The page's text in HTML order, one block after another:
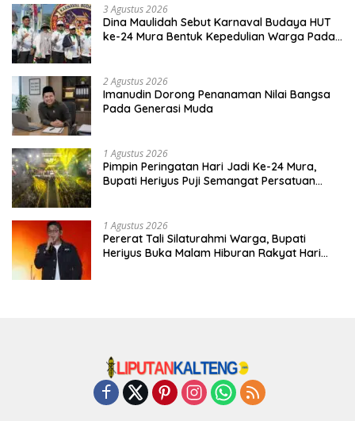
3 Agustus 2026
Dina Maulidah Sebut Karnaval Budaya HUT
ke-24 Mura Bentuk Kepedulian Warga Pada
2 Agustus 2026
Imanudin Dorong Penanaman Nilai Bangsa
Pada Generasi Muda
1 Agustus 2026
Pimpin Peringatan Hari Jadi Ke-24 Mura,
Bupati Heriyus Puji Semangat Persatuan
1 Agustus 2026
Pererat Tali Silaturahmi Warga, Bupati
Heriyus Buka Malam Hiburan Rakyat Hari